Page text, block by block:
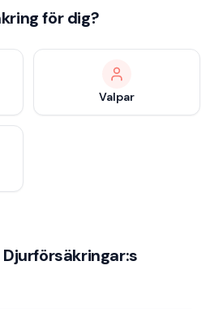
för dig?
Valpar
Djurförsäkringar:s